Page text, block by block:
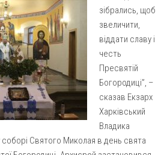
Михаїла (м. Люботин)
Богородиці (с. Вільча)
парафія (м. Лозова)
Пресвятої Богородиці (смт
Пресвятої Богородиці м. Берестин
(м. Полтава)
зібрались, щоб
звеличити,
віддати славу і
честь
Пресвятій
Богородиці”, –
сказав Екзарх
Харківський
Владика
соборі Святого Миколая в день свята